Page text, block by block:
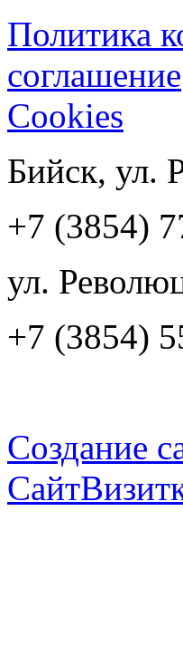
Политика
соглашение
Cookies
Бийск, ул.
+7 (3854)
ул.
+7 (3854)
Создание